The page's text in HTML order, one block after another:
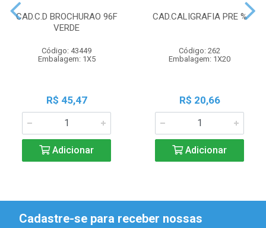
CAD.C.D BROCHURAO 96F
VERDE
Código: 43449
Embalagem: 1X5
R$ 45,47
Adicionar
CAD.CALIGRAFIA PRE %
Código: 262
Embalagem: 1X20
R$ 20,66
Adicionar
Cadastre-se para receber nossas